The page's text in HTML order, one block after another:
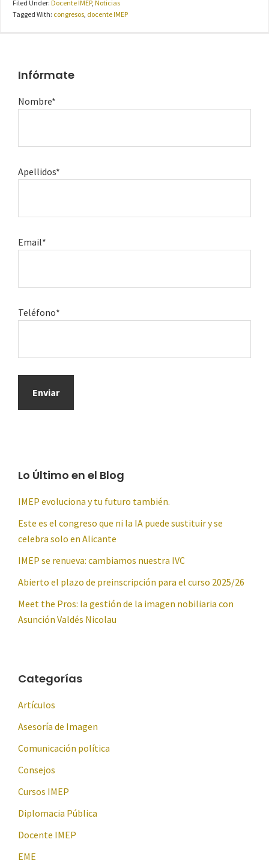
Filed Under: Docente IMEP, Noticias
Tagged With: congresos docente IMEP
Infórmate
Nombre*
Apellidos*
Email*
Teléfono*
Lo Último en el Blog
IMEP evoluciona y tu futuro también.
Este es el congreso que ni la IA puede sustituir y se
celebra solo en Alicante
IMEP se renueva: cambiamos nuestra IVC
Abierto el plazo de preinscripción para el curso 2025/26
Meet the Pros: la gestión de la imagen nobiliaria con
Asunción Valdés Nicolau
Categorías
Artículos
Asesoría de Imagen
Comunicación política
Consejos
Cursos IMEP
Diplomacia Pública
Docente IMEP
EME